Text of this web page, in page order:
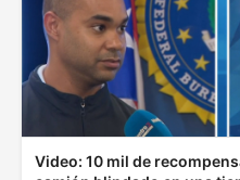
Video: 10 mil de